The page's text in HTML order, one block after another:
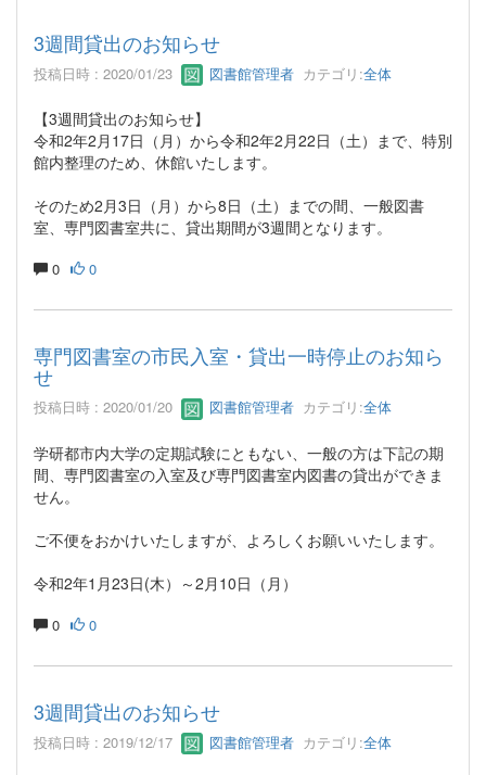
3週間貸出のお知らせ
投稿日時 : 2020/01/23 図書館管理者 カテゴリ:全体
【3週間貸出のお知らせ】
令和2年2月17日（月）から令和2年2月22日（土）まで、特別
館内整理のため、休館いたします。
そのため2月3日（月）から8日（土）までの間、一般図書
室、専門図書室共に、貸出期間が3週間となります。
0 0
専門図書室の市民入室・貸出一時停止のお知ら
せ
投稿日時 : 2020/01/20 図書館管理者 カテゴリ:全体
学研都市内大学の定期試験にともない、一般の方は下記の期
間、専門図書室の入室及び専門図書室内図書の貸出ができま
せん。
ご不便をおかけいたしますが、よろしくお願いいたします。
令和2年1月23日(木）～2月10日（月）
0 0
3週間貸出のお知らせ
投稿日時 : 2019/12/17 図書館管理者 カテゴリ:全体